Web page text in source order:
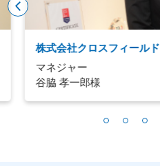
株式会社クロスフィールド
マネジャー
谷脇 孝一郎様